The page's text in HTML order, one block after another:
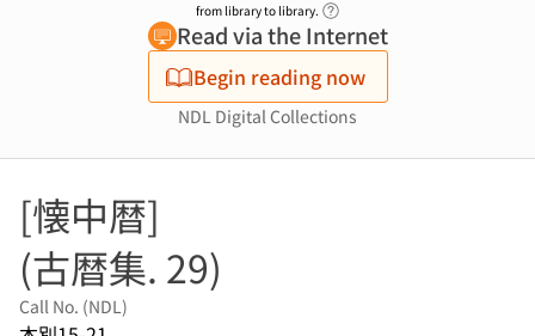
from library to library.
Read via the Internet
Begin reading now
NDL Digital Collections
[懐中暦]
(古暦集. 29)
Call No. (NDL)